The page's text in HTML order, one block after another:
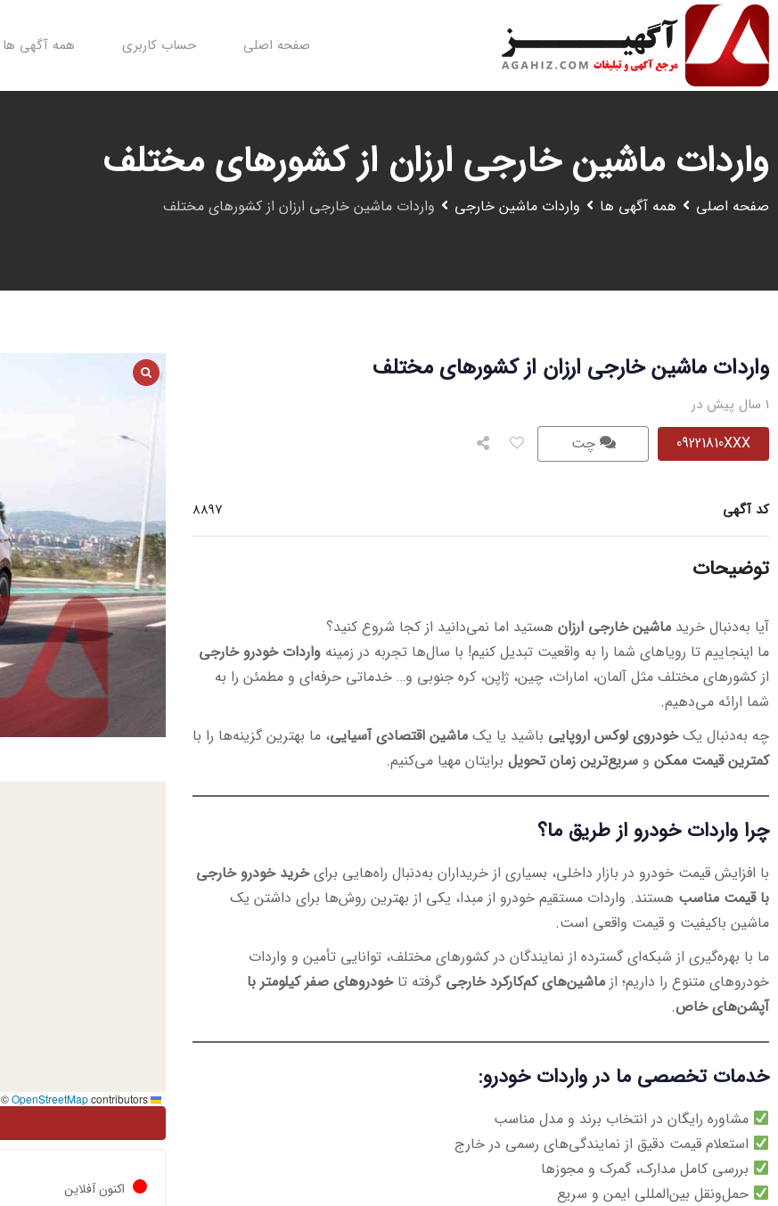
پرش
محتوا
صفحه اصلی حساب کاربری همه آگهی ها
واردات ماشین خارجی ارزان از کشورهای مختلف
صفحه اصلی همه آگهی ها واردات ماشین خارجی واردات ماشین خارجی ارزان از کشورهای مختلف
واردات ماشین خارجی ارزان از کشورهای مختلف
1 سال پیش در
09221810XXX چت
کد آگهی 8897
توضیحات
آیا به‌دنبال خرید ماشین خارجی ارزان هستید اما نمی‌دانید از کجا شروع کنید؟
ما اینجاییم تا رویاهای شما را به واقعیت تبدیل کنیم! با سال‌ها تجربه در زمینه واردات خودرو خارجی
از کشورهای مختلف مثل آلمان، امارات، چین، ژاپن، کره جنوبی و… خدماتی حرفه‌ای و مطمئن را به
شما ارائه می‌دهیم.
چه به‌دنبال یکخودروی لوکس اروپایی باشید یا یک ماشین اقتصادی آسیایی، ما بهترین گزینه‌ها را با
کمترین قیمت ممکن و سریع‌ترین زمان تحویل برایتان مهیا می‌کنیم.
چرا واردات خودرو از طریق ما؟
با افزایش قیمت خودرو در بازار داخلی، بسیاری از خریداران به‌دنبال راه‌هایی برایخرید خودرو خارجی
با قیمت مناسب هستند. واردات مستقیم خودرو از مبدا، یکی از بهترین روش‌ها برای داشتن یک
ماشین باکیفیت و قیمت واقعی است.
ما با بهره‌گیری از شبکه‌ای گسترده از نمایندگان در کشورهای مختلف، توانایی تأمین و واردات
خودروهای متنوع را داریم؛ از ماشین‌های کم‌کارکرد خارجی گرفته تاخودروهای صفر کیلومتر با
آپشن‌های خاص.
خدمات تخصصی ما در واردات خودرو:
مشاوره رایگان در انتخاب برند و مدل مناسب
استعلام قیمت دقیق از نمایندگی‌های رسمی در خارج
بررسی کامل مدارک، گمرک و مجوزها
حمل‌ونقل بین‌المللی ایمن و سریع
©OpenStreetMapcontributors
اکنون آفلاین